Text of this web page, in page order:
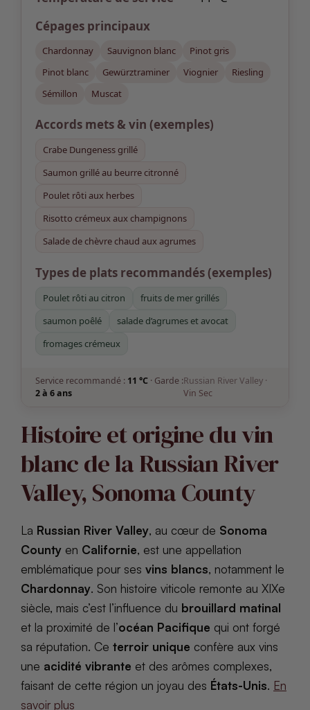
Cépages principaux
Chardonnay Sauvignon blanc
Pinot gris
Pinot blanc
Gewürztraminer Viognier
Riesling
Sémillon
Muscat
Accords mets & vin (exemples)
Crabe Dungeness grillé
Saumon grillé au beurre citronné
Poulet rôti aux herbes
Risotto crémeux aux champignons
Salade de chèvre chaud aux agrumes
Types de plats recommandés (exemples)
Poulet rôti au citron
fruits de mer grillés
saumon poêlé
salade d’agrumes et avocat
fromages crémeux
Service recommandé : 11 °C · Garde :
2 à 6 ans
Russian River Valley ·
Vin Sec
Histoire et origine du vin
blanc de la Russian River
Valley, Sonoma County
La Russian River Valley, au cœur de Sonoma
County en Californie, est une appellation
emblématique pour ses vins blancs, notamment le
Chardonnay. Son histoire viticole remonte au XIXe
siècle, mais c’est l’influence du brouillard matinal
et la proximité de l’océan Pacifique qui ont forgé
sa réputation. Ce terroir unique confère aux vins
une acidité vibrante et des arômes complexes,
faisant de cette région un joyau des États-Unis. En
savoir plus